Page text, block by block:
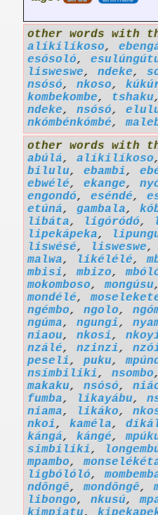
other words with
alíkilíkoso,
esósoló,
lisweswe, ndeke,
nsósó, nkoso,
kombekombe, tshaku
ndeke, nsósó,
nkómbénkómbé,
other words with
abúlá, alíkilíkoso
bilulu, ebambi,
ebwélé, ekange,
engondó, eséndé,
etúná, gambala,
libáta, ligóródó,
lipekápeka,
liswésé, lisweswe,
malwa, likélélé,
mbisi,mbizo,
mokomboso,mongúsu
mondélé,
ngémbo, ngolo,
ngúma, ngungi,
niaou, nkosi,
nzálé, nzinzi,
peseli, puku,
nsímbiliki, nsombo
makaku, nsósó,
fumba, likayábu,
niama, likáko,
nkoi, kaméla,
kángá, kángé,
simbiliki,
mpambo,
ligbólóló,
ndôngê,mondôngê,
libongo, nkusú,